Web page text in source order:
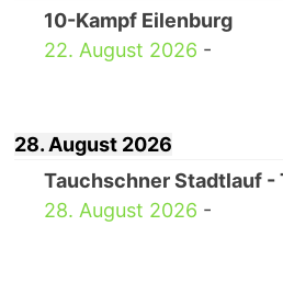
10-Kampf Eilenburg
22. August 2026 -
28. August 2026
Tauchschner Stadtlauf -
28. August 2026 -